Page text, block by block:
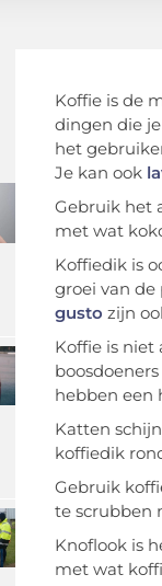
Koffie is de
dingen die
het
Je kan ook
Gebruik het
met wat
Koffiedik is
groei van de
gusto zijn
Koffie is niet
hebben een
Katten
koffiedik
Gebruik
te scrubben
Knoflook is
met wat